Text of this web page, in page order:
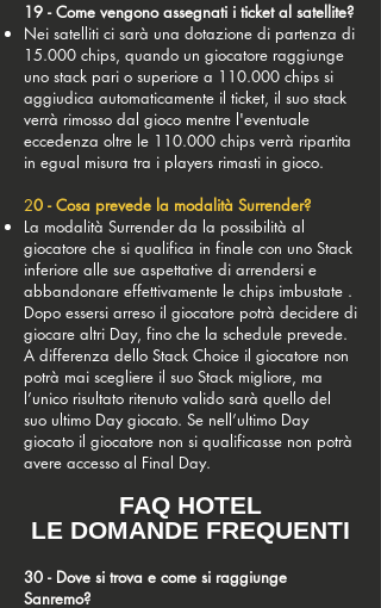
19 - Come vengono assegnati i ticket al satellite?
Nei satelliti ci sarà una dotazione di partenza di
15.000 chips, quando un giocatore raggiunge
uno stack pari o superiore a 110.000 chips si
aggiudica automaticamente il ticket, il suo stack
verrà rimosso dal gioco mentre l'eventuale
eccedenza oltre le 110.000 chips verrà ripartita
in egual misura tra i players rimasti in gioco.
20 - Cosa prevede la modalità Surrender?
La modalità Surrender da la possibilità al
giocatore che si qualifica in finale con uno Stack
inferiore alle sue aspettative di arrendersi e
abbandonare effettivamente le chips imbustate .
Dopo essersi arreso il giocatore potrà decidere di
giocare altri Day, fino che la schedule prevede.
A differenza dello Stack Choice il giocatore non
potrà mai scegliere il suo Stack migliore, ma
l’unico risultato ritenuto valido sarà quello del
suo ultimo Day giocato. Se nell’ultimo Day
giocato il giocatore non si qualificasse non potrà
avere accesso al Final Day.
FAQ HOTEL
LE DOMANDE FREQUENTI
30 - Dove si trova e come si raggiunge
Sanremo?